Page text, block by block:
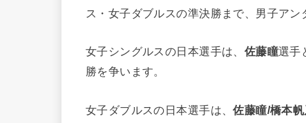
ス・女子ダブルスの準決勝まで、男子ア
女子シングルスの日本選手は、 佐藤瞳選手
勝を争います。
女子ダブルスの日本選手は、佐藤瞳/橋本